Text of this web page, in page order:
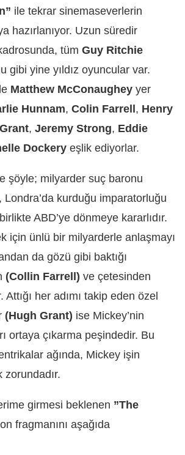
ile tekrar sinemaseverlerin
hazırlanıyor. Uzun süredir
tüm Guy Ritchie
gibi yine yıldız oyuncular var.
Matthew McConaughey yer
Hunnam, Colin Farrell, Henry
, Jeremy Strong, Eddie
Dockery eşlik ediyorlar.
şöyle; milyarder suç baronu
kurduğu imparatorluğu
ABD’ye dönmeye kararlıdır.
için ünlü bir milyarderle anlaşmayı
da gözü gibi baktığı
(Collin Farrell) ve çetesinden
Attığı her adımı takip eden özel
(Hugh Grant) ise Mickey’nin
ortaya çıkarma peşindedir. Bu
ağında, Mickey işin
zorundadır.
girmesi beklenen ”The
fragmanını aşağıda